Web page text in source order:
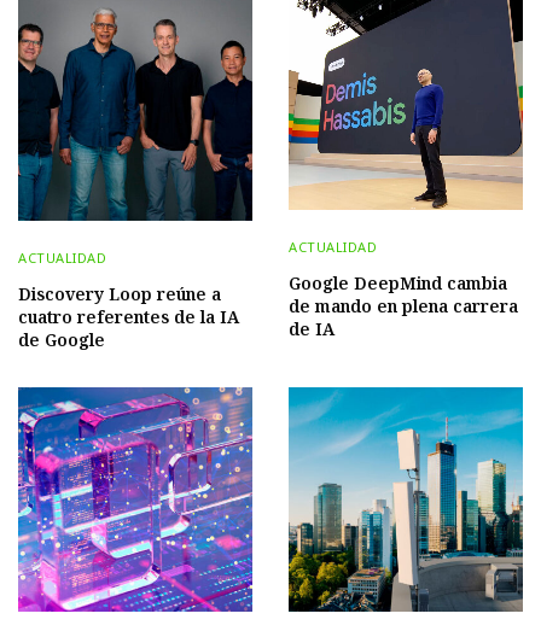
ACTUALIDAD
Discovery Loop reúne a
cuatro referentes de la IA
de Google
ACTUALIDAD
Google DeepMind cambia
de mando en plena carrera
de IA